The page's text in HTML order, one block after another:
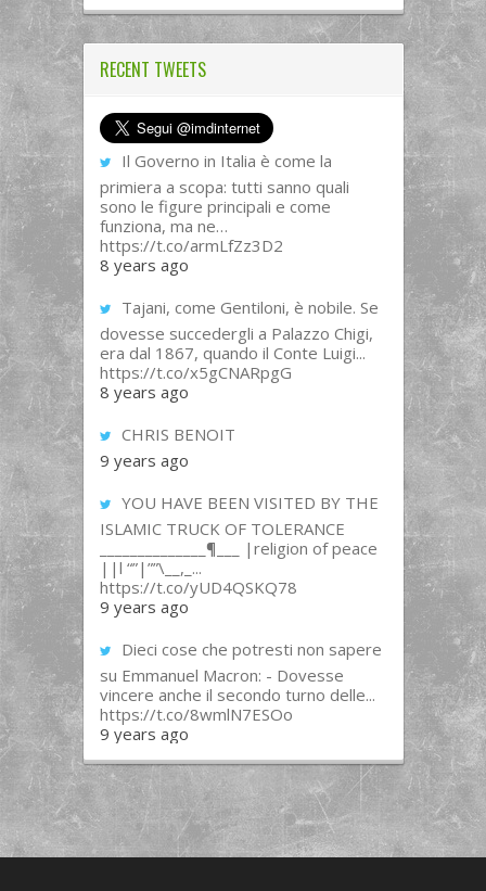
RECENT TWEETS
Il Governo in Italia è come la
primiera a scopa: tutti sanno quali
sono le figure principali e come
funziona, ma ne…
https://t.co/armLfZz3D2
8 years ago
Tajani, come Gentiloni, è nobile. Se
dovesse succedergli a Palazzo Chigi,
era dal 1867, quando il Conte Luigi...
https://t.co/x5gCNARpgG
8 years ago
CHRIS BENOIT
9 years ago
YOU HAVE BEEN VISITED BY THE
ISLAMIC TRUCK OF TOLERANCE
______________¶___ |religion of peace
||l “”|””\__,_...
https://t.co/yUD4QSKQ78
9 years ago
Dieci cose che potresti non sapere
su Emmanuel Macron: - Dovesse
vincere anche il secondo turno delle...
https://t.co/8wmlN7ESOo
9 years ago